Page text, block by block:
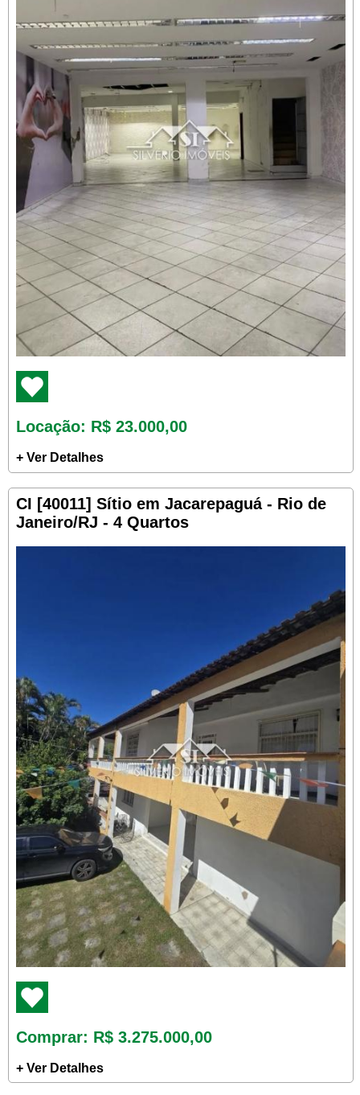
Locação: R$ 23.000,00
+ Ver Detalhes
CI [40011] Sítio em Jacarepaguá - Rio de
Janeiro/RJ - 4 Quartos
Comprar: R$ 3.275.000,00
+ Ver Detalhes